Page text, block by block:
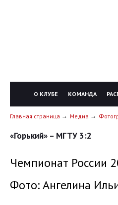
О КЛУБЕ КОМАНДА
Главная страница Медиа
«Горький» – МГТУ 3:2
Чемпионат России
Фото: Ангелина